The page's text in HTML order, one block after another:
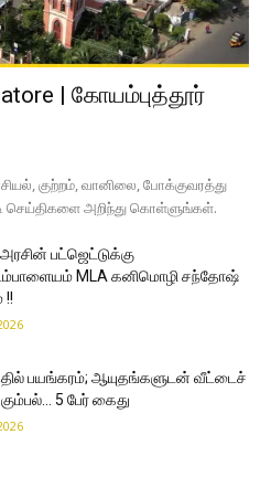
| கோயம்புத்தூர்
குற்றம், வானிலை, போக்குவரத்து
செய்திகளை அறிந்து கொள்ளுங்கள்.
பட்ஜெட்டுக்கு
MLA கனிமொழி சந்தோஷ்
!!
பயங்கரம்; ஆயுதங்களுடன் வீட்டைச்
5 பேர் கைது